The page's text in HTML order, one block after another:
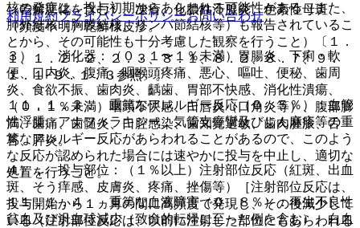
（乾癬悪化を含む）、凍瘡、化膿性汗腺炎、色素性母斑、
（頻度不明）乾癬様皮疹。
３）． 消化器：（０．１〜１％未満）胃腸炎、下痢・軟
便、口内炎、腹痛、咽喉頭疼痛、悪心、嘔吐、便秘、歯周
炎、食欲不振、歯肉炎、齲歯、胃部不快感、消化性潰瘍、
（０．１％未満）咽頭不快感、口唇炎（口角炎等）、腹部膨
満、歯痛、歯髄炎、口腔感染、歯知覚過敏、歯肉腫脹、舌
苔、膵炎。
４）． 投与部位：（１％以上）注射部位反応（紅斑、出血
斑、そう痒感、皮膚炎、疼痛、挫傷等）［注射部位反応は、
投与開始から１ヵ月の間に高頻度で発現し、その後減少して
いる（注射部位反応は、以前に注射した部位にもあらわれる
核の発症は、投与初期からあらわれる可能性がある（また、
肺外結核（胸膜結核、リンパ節結核等）も報告されているこ
とから、その可能性も十分考慮した観察を行うこと）〔１．
１、１．２．２、２．３、８．１、８．２、８．７、９．
１．１−９．１．３参照〕。
１１．１．３． 重篤なアレルギー反応（０．５％）：血管
性浮腫、アナフィラキシー、気管支痙攣及びじん麻疹等の重
篤なアレルギー反応があらわれることがあるので、このよう
な反応が認められた場合には速やかに投与を中止し、適切な
処置を行うこと。
１１．１．４． 重篤な血液障害（０．８％）：再生不良性
貧血及び汎血球減少（致命的転帰に至った例を含む）、白血
利用規約プライバシーポリシーお問い合わせ